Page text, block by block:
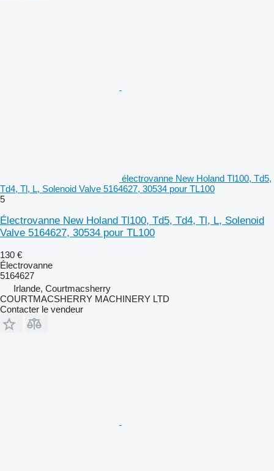
électrovanne New Holand Tl100, Td5,
Td4, Tl, L, Solenoid Valve 5164627, 30534 pour TL100
5
Électrovanne New Holand Tl100, Td5, Td4, Tl, L, Solenoid
Valve 5164627, 30534 pour TL100
130 €
Électrovanne
5164627
Irlande, Courtmacsherry
COURTMACSHERRY MACHINERY LTD
Contacter le vendeur